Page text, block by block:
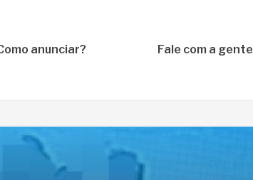
anunciar? Fale com a gente